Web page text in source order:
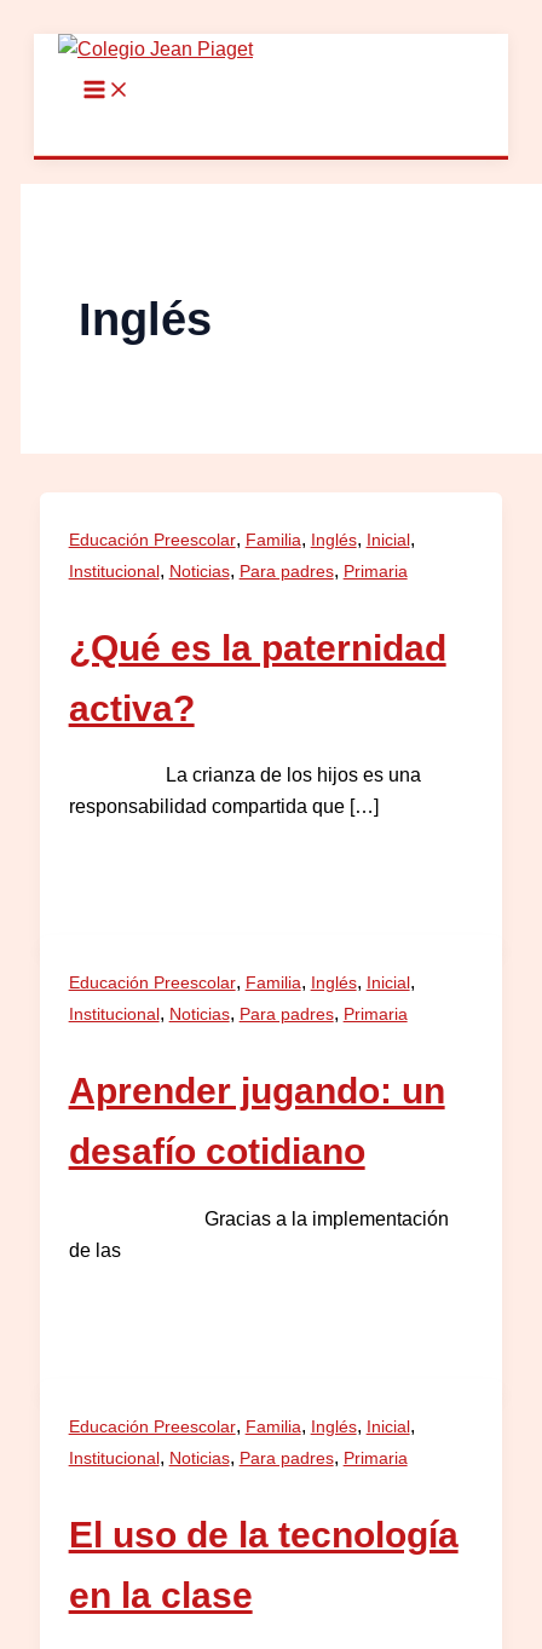
contenido
Inglés
Educación Preescolar, Familia, Inglés, Inicial,
Institucional, Noticias, Para padres, Primaria
¿Qué es la paternidad
activa?
La crianza de los hijos es una
responsabilidad compartida que […]
Educación Preescolar, Familia, Inglés, Inicial,
Institucional, Noticias, Para padres, Primaria
Aprender jugando: un
desafío cotidiano
Gracias a la implementación
de las
Educación Preescolar, Familia, Inglés, Inicial,
Institucional, Noticias, Para padres, Primaria
El uso de la tecnología
en la clase